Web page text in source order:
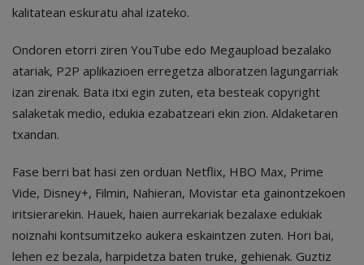
kalitatean eskuratu ahal izateko.
Ondoren etorri ziren YouTube edo Megaupload bezalako
atariak, P2P aplikazioen erregetza alboratzen lagungarriak
izan zirenak. Bata itxi egin zuten, eta besteak copyright
salaketak medio, edukia ezabatzeari ekin zion. Aldaketaren
txandan.
Fase berri bat hasi zen orduan Netflix, HBO Max, Prime
Vide, Disney+, Filmin, Nahieran, Movistar eta gainontzekoen
iritsierarekin. Hauek, haien aurrekariak bezalaxe edukiak
noiznahi kontsumitzeko aukera eskaintzen zuten. Hori bai,
lehen ez bezala, harpidetza baten truke, gehienak. Guztiz